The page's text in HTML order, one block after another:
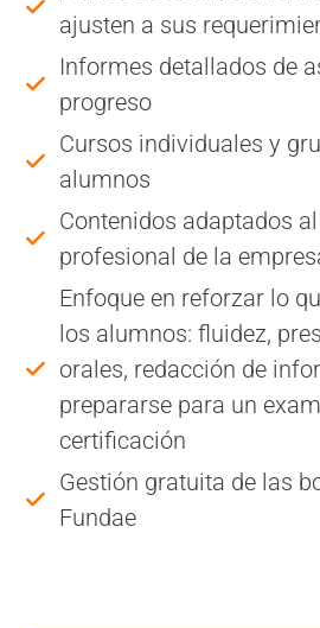
ajusten a sus
Informes detallados de
progreso
Cursos individuales y
alumnos
Contenidos adaptados
profesional de la
Enfoque en reforzar lo
los alumnos: fluidez,
orales, redacción de
prepararse para un
certificación
Gestión gratuita de las
Fundae